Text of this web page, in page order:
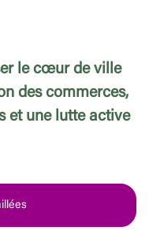
le cœur de ville
des commerces,
et une lutte active